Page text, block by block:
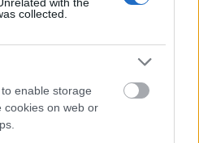
collected.
enable storage
cookies on web or